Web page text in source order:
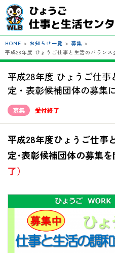
HOME > お知らせ一覧 > 募集 >
平成28年度 ひょうご仕事と生活のバラン
平成28年度 ひょうご仕
定・表彰候補団体の募集
募集 受付終了
平成28年度ひょうご仕事
定･表彰候補団体の募集を
了）